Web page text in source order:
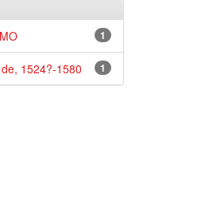
1
1
1524?-1580